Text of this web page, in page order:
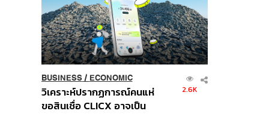
BUSINESS/ ECONOMIC
วิเคราะห์ปรากฏการณ์คนแห่
ขอสินเชื่อ CLICX อาจเป็น
2.6K